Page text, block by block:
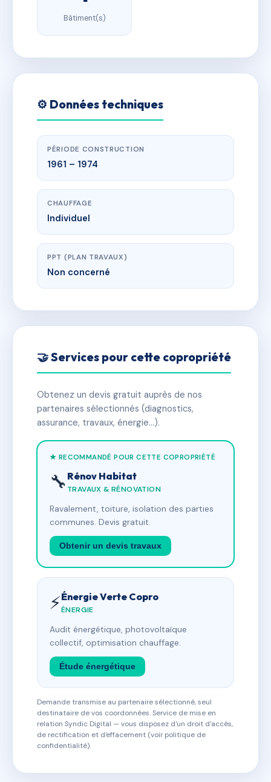
Bâtiment(s)
⚙️ Données techniques
PÉRIODE CONSTRUCTION
1961 – 1974
CHAUFFAGE
Individuel
PPT (PLAN TRAVAUX)
Non concerné
🤝 Services pour cette copropriété
Obtenez un devis gratuit auprès de nos
partenaires sélectionnés (diagnostics,
assurance, travaux, énergie…).
★ RECOMMANDÉ POUR CETTE COPROPRIÉTÉ
🔧 Rénov Habitat
TRAVAUX & RÉNOVATION
Ravalement, toiture, isolation des parties
communes. Devis gratuit.
Obtenir un devis travaux
⚡Énergie Verte Copro
ÉNERGIE
Audit énergétique, photovoltaïque
collectif, optimisation chauffage.
Étude énergétique
Demande transmise au partenaire sélectionné, seul
destinataire de vos coordonnées. Service de mise en
relation Syndic Digital — vous disposez d'un droit d'accès,
de rectification et d'effacement (voir politique de
confidentialité).